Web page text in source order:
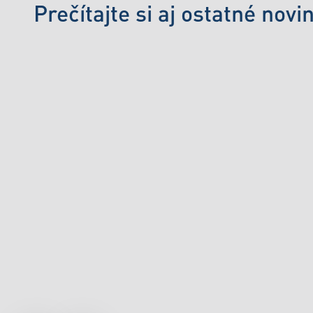
Prečítajte si aj ostatné